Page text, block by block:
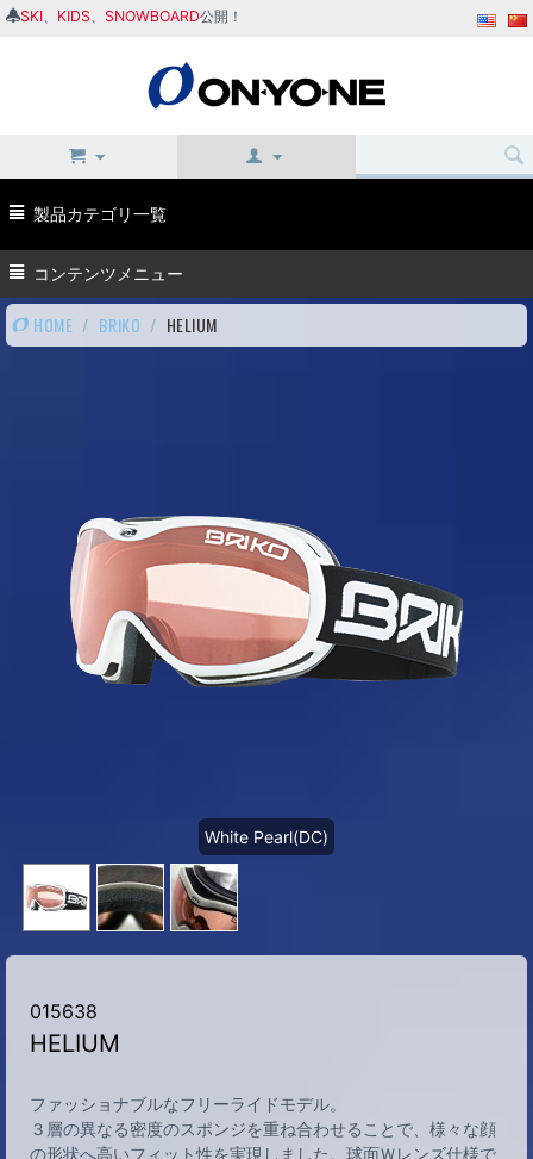
SKI KIDS SNOWBOARD公開！
製品カテゴリ一覧
コンテンツメニュー
HOME / BRIKO / HELIUM
White Pearl(DC)
015638
HELIUM
ファッショナブルなフリーライドモデル。
３層の異なる密度のスポンジを重ね合わせることで、様々な顔
の形状へ高いフィット性を実現しました。球面Ｗレンズ仕様で